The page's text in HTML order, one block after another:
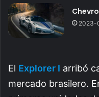
2023-
El Explorer I arribó
mercado brasilero.